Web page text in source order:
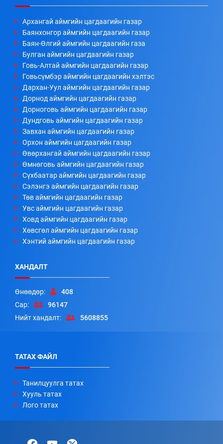
Архангай аймгийн цагдаагийн газар
Баянхонгор аймгийн цагдаагийн газар
Баян-Өлгий аймгийн цагдаагийн газа
Булган аймгийн цагдаагийн газар
Говь-Алтай аймгийн цагдаагийн газар
Говьсүмбэр аймгийн цагдаагийн хэлтэс
Дархан-Уул аймгийн цагдаагийн газар
Дорнод аймгийн цагдаагийн газар
Дорноговь аймгийн цагдаагийн газар
Дундговь аймгийн цагдаагийн газар
Завхан аймгийн цагдаагийн газар
Орхон аймгийн цагдаагийн газар
Өвөрхангай аймгийн цагдаагийн газар
Өмнөговь аймгийн цагдаагийн газар
Сүхбаатар аймгийн цагдаагийн газар
Сэлэнгэ аймгийн цагдаагийн газар
Төв аймгийн цагдаагийн газар
Увс аймгийн цагдаагийн газар
Ховд аймгийн цагдаагийн газар
Хөвсгөл аймгийн цагдаагийн газар
Хэнтий аймгийн цагдаагийн газар
ХАНДАЛТ
Өнөөдөр:
408
Сар:
96147
Нийт хандалт:
5608855
ТАТАХ ФАЙЛ
Танилцуулга татах
Хууль татах
Лого татах